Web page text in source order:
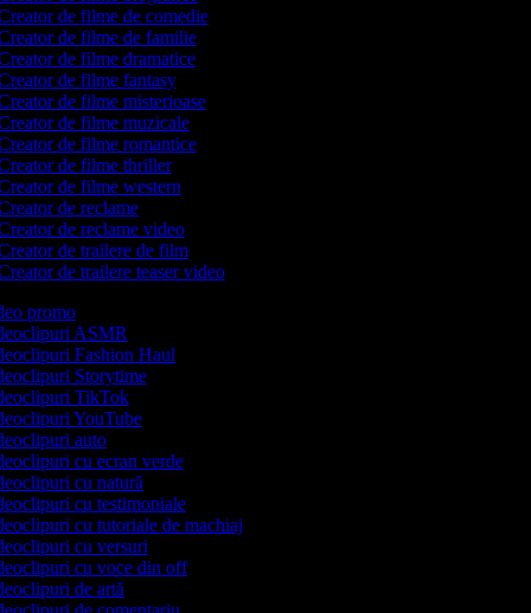
de filme de comedie
de filme de familie
de filme dramatice
de filme fantasy
de filme misterioase
de filme muzicale
de filme romantice
de filme thriller
de filme western
de reclame
de reclame video
de trailere de film
de trailere teaser video
promo
ASMR
Fashion Haul
Storytime
TikTok
YouTube
auto
cu ecran verde
cu natură
cu testimoniale
cu tutoriale de machiaj
cu versuri
cu voce din off
de artă